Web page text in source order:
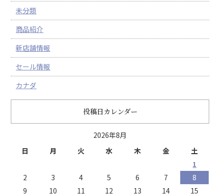
未分類
商品紹介
新店舗情報
セール情報
カナダ
投稿日カレンダー
2026年8月
日
月 火 水 木 金 土
1
2
3 4 5 6 7
8
9
10 11 12 13 14
15